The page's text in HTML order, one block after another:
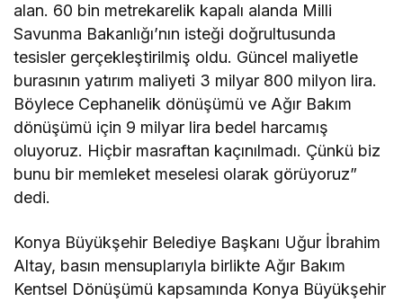
alan. 60 bin metrekarelik kapalı alanda Milli
Savunma Bakanlığı’nın isteği doğrultusunda
tesisler gerçekleştirilmiş oldu. Güncel maliyetle
burasının yatırım maliyeti 3 milyar 800 milyon lira.
Böylece Cephanelik dönüşümü ve Ağır Bakım
dönüşümü için 9 milyar lira bedel harcamış
oluyoruz. Hiçbir masraftan kaçınılmadı. Çünkü biz
bunu bir memleket meselesi olarak görüyoruz”
dedi.
Konya Büyükşehir Belediye Başkanı Uğur İbrahim
Altay, basın mensuplarıyla birlikte Ağır Bakım
Kentsel Dönüşümü kapsamında Konya Büyükşehir